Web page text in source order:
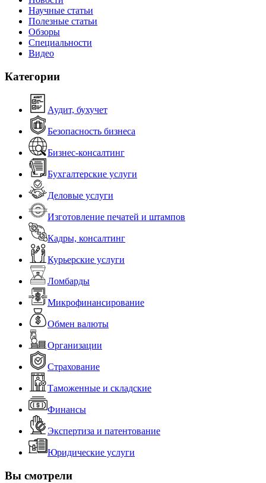
Научные статьи
Полезные статьи
Обзоры
Специальности
Видео
Категории
Аудит, бухучет
Безопасность бизнеса
Бизнес-консалтинг
Бухгалтерские услуги
Деловые услуги
Изготовление печатей и штампов
Кадры, консалтинг
Курьерские услуги
Ломбарды
Микрофинансирование
Обмен валюты
Организации
Страхование
Таможенные и складские
Финансы
Экспертиза и патентование
Юридические услуги
Вы смотрели